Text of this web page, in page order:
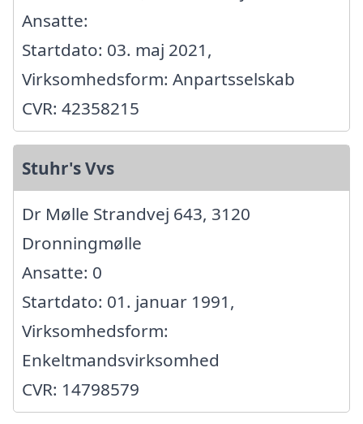
Ansatte:
Startdato: 03. maj 2021,
Virksomhedsform: Anpartsselskab
CVR: 42358215
Stuhr's Vvs
Dr Mølle Strandvej 643, 3120
Dronningmølle
Ansatte: 0
Startdato: 01. januar 1991,
Virksomhedsform:
Enkeltmandsvirksomhed
CVR: 14798579